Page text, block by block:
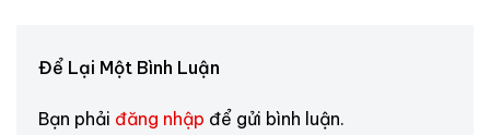
Để Lại Một Bình Luận
Bạn phải đăng nhập để gửi bình luận.